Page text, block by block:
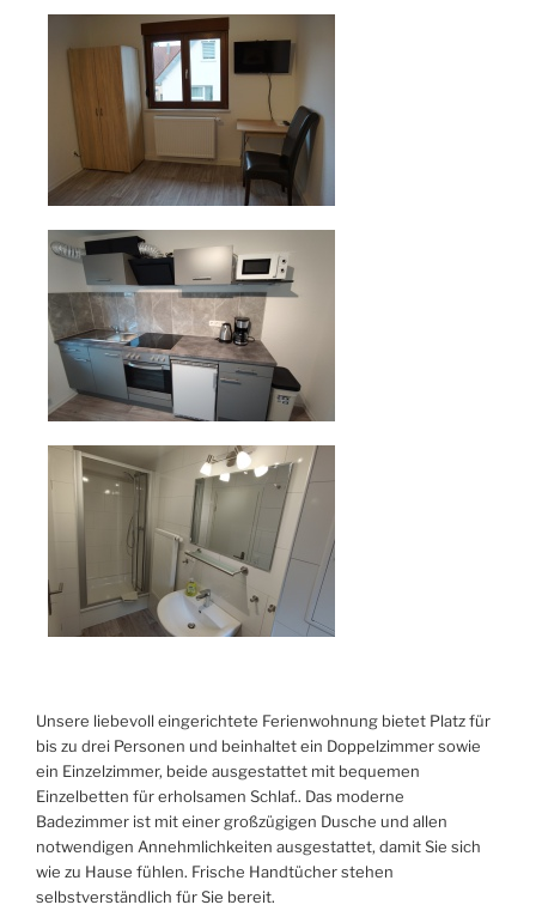
Unsere liebevoll eingerichtete Ferienwohnung bietet Platz für
bis zu drei Personen und beinhaltet ein Doppelzimmer sowie
ein Einzelzimmer, beide ausgestattet mit bequemen
Einzelbetten für erholsamen Schlaf.. Das moderne
Badezimmer ist mit einer großzügigen Dusche und allen
notwendigen Annehmlichkeiten ausgestattet, damit Sie sich
wie zu Hause fühlen. Frische Handtücher stehen
selbstverständlich für Sie bereit.